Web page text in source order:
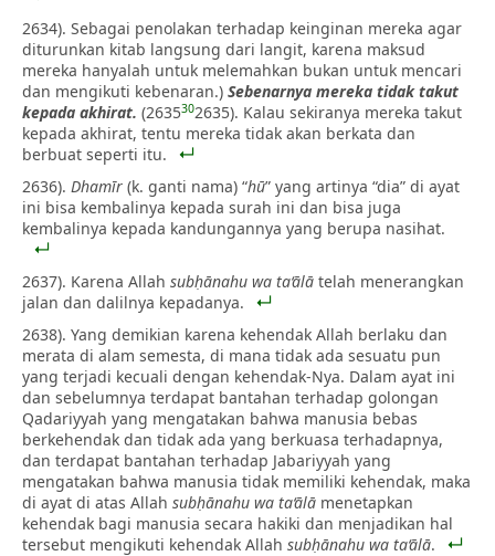
2634). Sebagai penolakan terhadap keinginan mereka agar
diturunkan kitab langsung dari langit, karena maksud
mereka hanyalah untuk melemahkan bukan untuk mencari
dan mengikuti kebenaran.) Sebenarnya mereka tidak takut
kepada akhirat. (2635302635). Kalau sekiranya mereka takut
kepada akhirat, tentu mereka tidak akan berkata dan
berbuat seperti itu.
2636). Dhamīr (k. ganti nama) “hū” yang artinya “dia” di ayat
ini bisa kembalinya kepada surah ini dan bisa juga
kembalinya kepada kandungannya yang berupa nasihat.
2637). Karena Allah subḥānahu wa ta‘ālā telah menerangkan
jalan dan dalilnya kepadanya.
2638). Yang demikian karena kehendak Allah berlaku dan
merata di alam semesta, di mana tidak ada sesuatu pun
yang terjadi kecuali dengan kehendak-Nya. Dalam ayat ini
dan sebelumnya terdapat bantahan terhadap golongan
Qadariyyah yang mengatakan bahwa manusia bebas
berkehendak dan tidak ada yang berkuasa terhadapnya,
dan terdapat bantahan terhadap Jabariyyah yang
mengatakan bahwa manusia tidak memiliki kehendak, maka
di ayat di atas Allah subḥānahu wa ta‘ālā menetapkan
kehendak bagi manusia secara hakiki dan menjadikan hal
tersebut mengikuti kehendak Allah subḥānahu wa ta‘ālā.